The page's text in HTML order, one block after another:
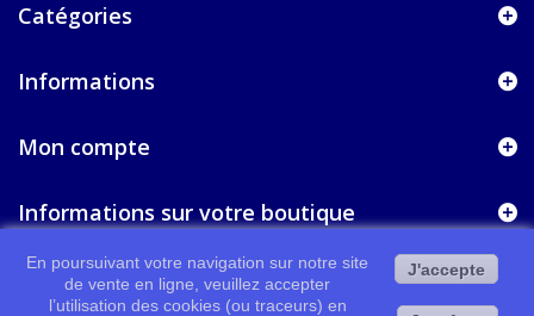
Catégories
Informations
Mon compte
Informations sur votre boutique
En poursuivant votre navigation sur notre site
de vente en ligne, veuillez accepter
l’utilisation des cookies (ou traceurs) en
J'accepte